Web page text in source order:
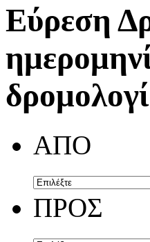
Εύρεση
ΑΠΟ
ΠΡΟΣ